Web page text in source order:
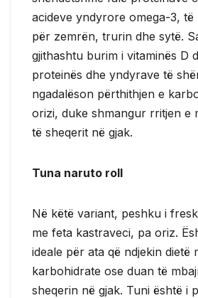
acideve yndyrore omega-3, të
për zemrën, trurin dhe sytë.
gjithashtu burim i vitaminës D
proteinës dhe yndyrave të
ngadalëson përthithjen e
orizi, duke shmangur rritjen e
të sheqerit në gjak.
Tuna naruto roll
Në këtë variant, peshku i
me feta kastraveci, pa oriz.
ideale për ata që ndjekin dietë
karbohidrate ose duan të
sheqerin në gjak. Tuni është i